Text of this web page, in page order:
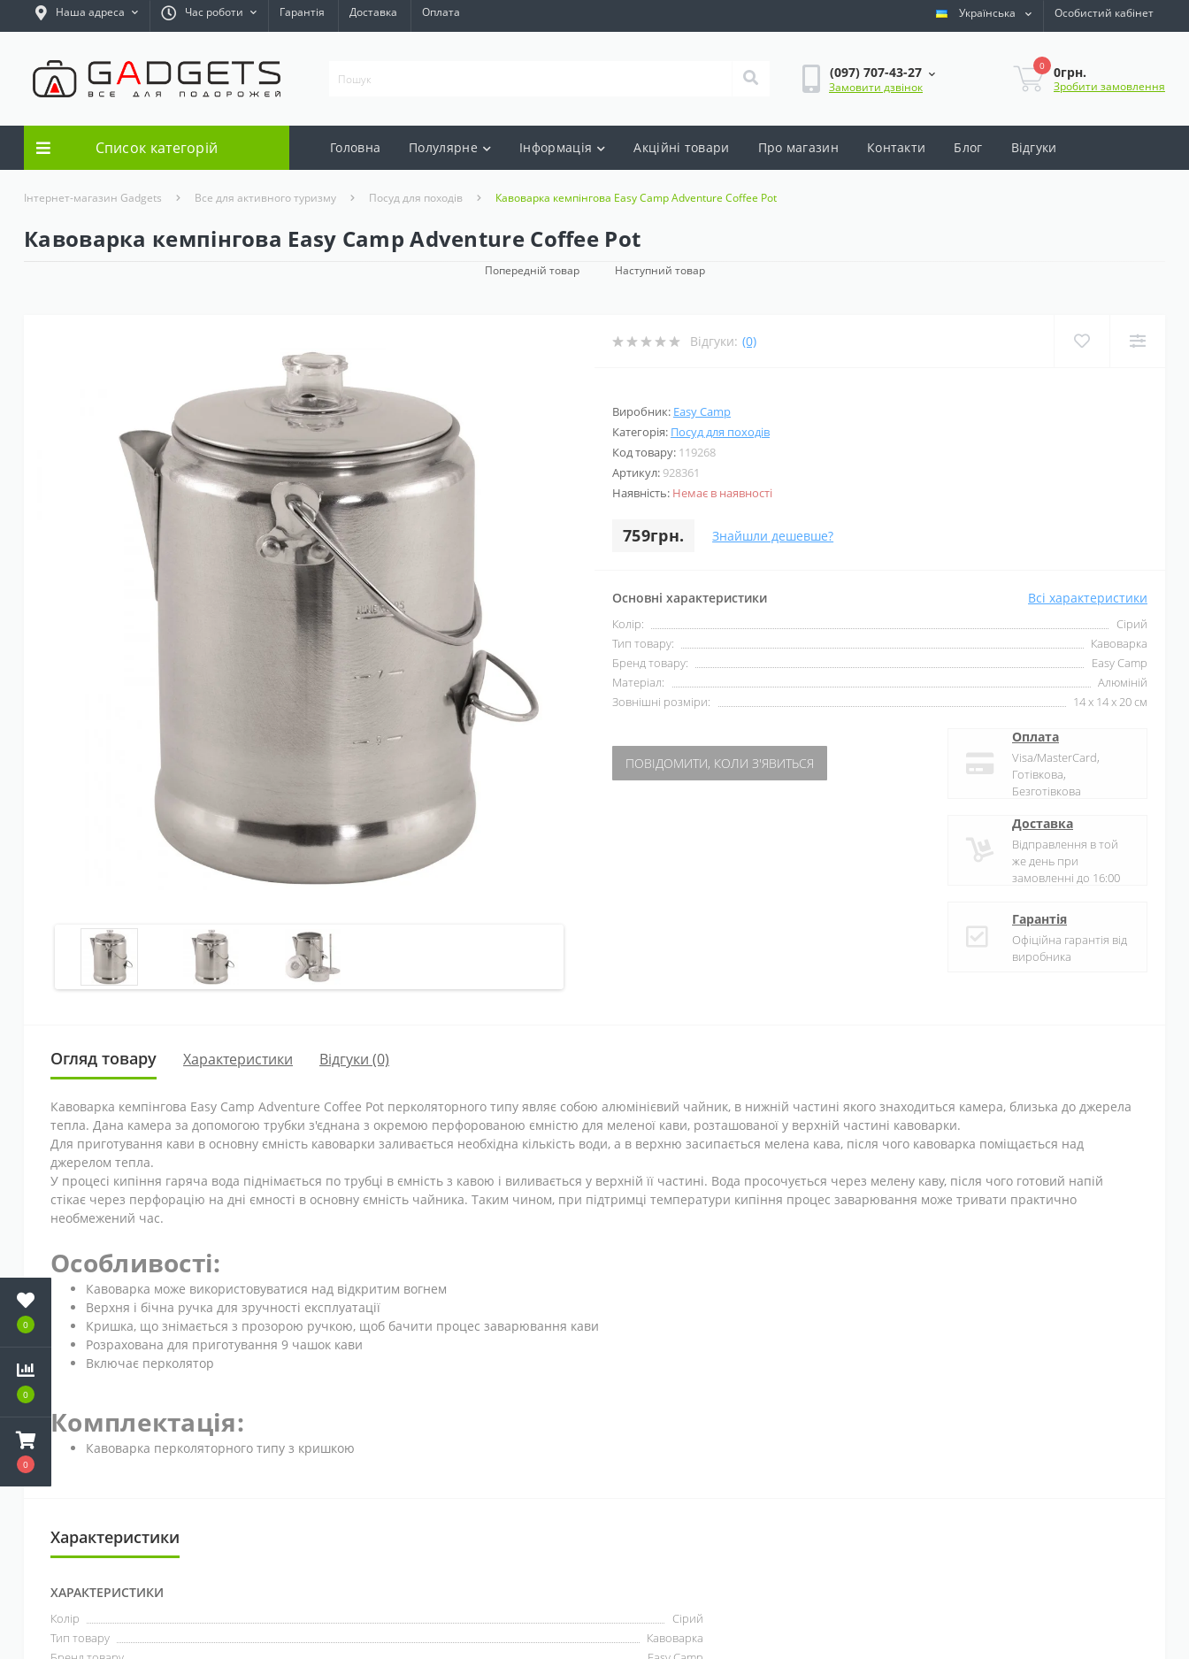
0
0
0
Наша адреса Час роботи Гарантія Доставка Оплата Українська Особистий кабінет
(097) 707-43-27
Замовити дзвінок
0 0грн.
Зробити замовлення
Список категорій Головна Полулярне Інформація Акцiйнi товари Про магазин Контакти Блог Відгуки
Інтернет-магазин Gadgets Все для активного туризму Посуд для походів Кавоварка кемпінгова Easy Camp Adventure Coffee Pot
Кавоварка кемпінгова Easy Camp Adventure Coffee Pot
Попередній товар Наступний товар
Відгуки: (0)
Виробник: Easy Camp
Категорія: Посуд для походів
Код товару: 119268
Артикул: 928361
Наявність: Немає в наявності
759грн. Знайшли дешевше?
Основні характеристики Всі характеристики
Колір:
Сірий
Тип товару:
Кавоварка
Бренд товару:
Easy Camp
Матеріал:
Алюміній
Зовнішні розміри:
14 x 14 х 20 см
ПОВІДОМИТИ, КОЛИ З'ЯВИТЬСЯ
Оплата
Visa/MasterCard,
Готівкова,
Безготівкова
Доставка
Відправлення в той
же день при
замовленні до 16:00
Гарантія
Офіційна гарантія від
виробника
Огляд товару Характеристики Відгуки (0)
Кавоварка кемпінгова Easy Camp Adventure Coffee Pot перколяторного типу являє собою алюмінієвий чайник, в нижній частині якого знаходиться камера, близька до джерела
тепла. Дана камера за допомогою трубки з'єднана з окремою перфорованою ємністю для меленої кави, розташованої у верхній частині кавоварки.
Для приготування кави в основну ємність кавоварки заливається необхідна кількість води, а в верхню засипається мелена кава, після чого кавоварка поміщається над
джерелом тепла.
У процесі кипіння гаряча вода піднімається по трубці в ємність з кавою і виливається у верхній її частині. Вода просочується через мелену каву, після чого готовий напій
стікає через перфорацію на дні ємності в основну ємність чайника. Таким чином, при підтримці температури кипіння процес заварювання може тривати практично
необмежений час.
Особливості:
Кавоварка може використовуватися над відкритим вогнем
Верхня і бічна ручка для зручності експлуатації
Кришка, що знімається з прозорою ручкою, щоб бачити процес заварювання кави
Розрахована для приготування 9 чашок кави
Включає перколятор
Комплектація:
Кавоварка перколяторного типу з кришкою
Характеристики
ХАРАКТЕРИСТИКИ
Колір
Сірий
Тип товару
Кавоварка